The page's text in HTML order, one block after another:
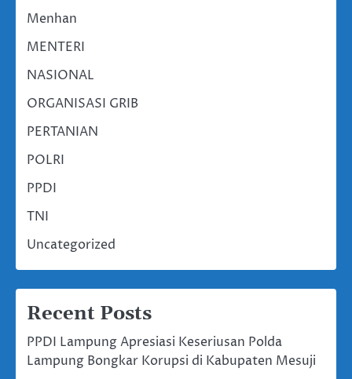
Menhan
MENTERI
NASIONAL
ORGANISASI GRIB
PERTANIAN
POLRI
PPDI
TNI
Uncategorized
Recent Posts
PPDI Lampung Apresiasi Keseriusan Polda
Lampung Bongkar Korupsi di Kabupaten Mesuji